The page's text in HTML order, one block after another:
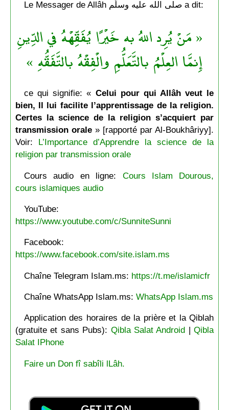
Le Messager de Allâh صلى الله عليه وسلّم a dit:
« مَنْ يُرِد اللهُ به خَيْرًا يُفَقِّهْهُ في الدِّينِ
إِنمَّا العِلْمُ بالتَّعَلُّمِ والْفِقْهُ بالتَّفَقُّهِ »
ce qui signifie: « Celui pour qui Allâh veut le
bien, Il lui facilite l’apprentissage de la religion.
Certes la science de la religion s’acquiert par
transmission orale» [rapporté par Al-Boukhâriyy].
Voir: L’Importance d’Apprendre la science de la
religion par transmission orale
Cours audio en ligne: Cours Islam Dourous,
cours islamiques audio
YouTube:
https://www.youtube.com/c/SunniteSunni
Facebook:
https://www.facebook.com/site.islam.ms
Chaîne Telegram Islam.ms: https://t.me/islamicfr
Chaîne WhatsApp Islam.ms: WhatsApp Islam.ms
Application des horaires de la prière et la Qiblah
(gratuite et sans Pubs): Qibla Salat Android |Qibla
Salat IPhone
Faire un Don fî sabîli lLâh.